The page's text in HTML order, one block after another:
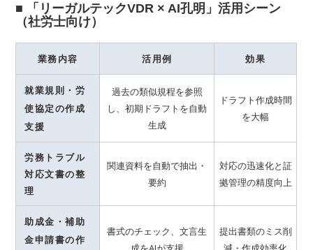
■ 「リーガルテックVDR × AI孔明」活用シーン
（社労士向け）
業務内容 活用例 効果
就業規則・労
使協定の作成
支援
過去の類似規程を参照
し、初期ドラフトを自動
生成
ドラフト作成時間
を大幅
労務トラブル
対応文書の整
理
関連資料を自動で抽出・
要約
対応の迅速化と証
拠管理の精度向上
助成金・補助
金申請書の作
書式のチェック、文言生
提出書類のミス削